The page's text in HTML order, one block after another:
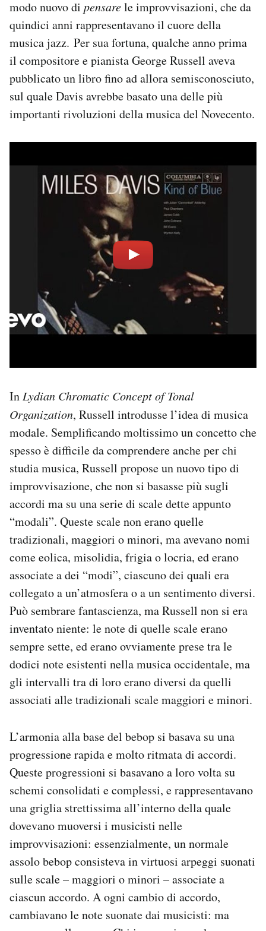
modo nuovo di pensarele improvvisazioni, che da
quindici anni rappresentavano il cuore della
musica jazz. Per sua fortuna, qualche anno prima
il compositore e pianista George Russell aveva
pubblicato un libro fino ad allora semisconosciuto,
sul quale Davis avrebbe basato una delle più
importanti rivoluzioni della musica del Novecento.
InLydian Chromatic Concept of Tonal
Organization, Russell introdusse l’idea di musica
modale. Semplificando moltissimo un concetto che
spesso è difficile da comprendere anche per chi
studia musica, Russell propose un nuovo tipo di
improvvisazione, che non si basasse più sugli
accordi ma su una serie di scale dette appunto
“modali”. Queste scale non erano quelle
tradizionali, maggiori o minori, ma avevano nomi
come eolica, misolidia, frigia o locria, ed erano
associate a dei “modi”, ciascuno dei quali era
collegato a un’atmosfera o a un sentimento diversi.
Può sembrare fantascienza, ma Russell non si era
inventato niente: le note di quelle scale erano
sempre sette, ed erano ovviamente prese tra le
dodici note esistenti nella musica occidentale, ma
gli intervalli tra di loro erano diversi da quelli
associati alle tradizionali scale maggiori e minori.
L’armonia alla base del bebop si basava su una
progressione rapida e molto ritmata di accordi.
Queste progressioni si basavano a loro volta su
schemi consolidati e complessi, e rappresentavano
una griglia strettissima all’interno della quale
dovevano muoversi i musicisti nelle
improvvisazioni: essenzialmente, un normale
assolo bebop consisteva in virtuosi arpeggi suonati
sulle scale – maggiori o minori – associate a
ciascun accordo. A ogni cambio di accordo,
cambiavano le note suonate dai musicisti: ma